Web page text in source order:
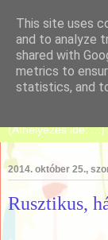
Tanulj
2014. október 25.,
Rusztikus,
This site uses
and to analyze
shared with
metrics to
statistics, and